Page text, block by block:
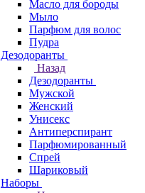
Масло для бороды
Мыло
Парфюм для волос
Пудра
Дезодоранты
Назад
Дезодоранты
Мужской
Женский
Унисекс
Антиперспирант
Парфюмированный
Спрей
Шариковый
Наборы